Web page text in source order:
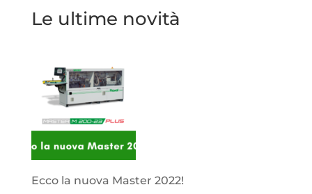
Le ultime novità
Ecco la nuova Master 2022!